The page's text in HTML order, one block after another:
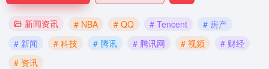
新闻资讯 # NBA # QQ # Tencent
# 房产
# 新闻
# 科技 # 腾讯 # 腾讯网 # 视频
# 财经
# 资讯